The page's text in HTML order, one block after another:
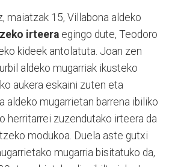
maiatzak 15, Villabona aldeko
irteera egingo dute, Teodoro
kideek antolatuta. Joan zen
aldeko mugarriak ikusteko
aukera eskaini zuten eta
aldeko mugarrietan barrena ibiliko
herritarrei zuzendutako irteera da
modukoa. Duela aste gutxi
mugarria bisitatuko da,